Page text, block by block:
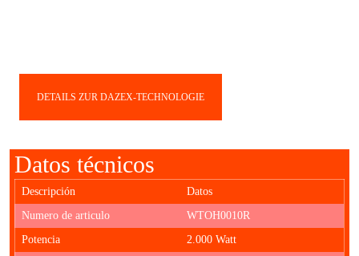
DETAILS ZUR DAZEX-TECHNOLOGIE
Datos técnicos
Descripción
Datos
Numero de articulo
WTOH0010R
Potencia
2.000 Watt